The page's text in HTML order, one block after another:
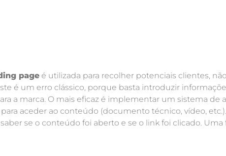
page é utilizada para recolher potenciais clientes,
é um erro clássico, porque basta introduzir
a marca. O mais eficaz é implementar um sistema de
aceder ao conteúdo (documento técnico, vídeo,
se o conteúdo foi aberto e se o link foi clicado.